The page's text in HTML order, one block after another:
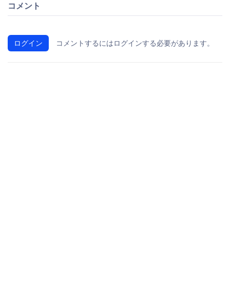
コメント
ログイン コメントするにはログインする必要があります。